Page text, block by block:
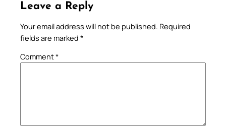
Leave a Reply
Your email address will not be published. Required
fields are marked *
Comment*